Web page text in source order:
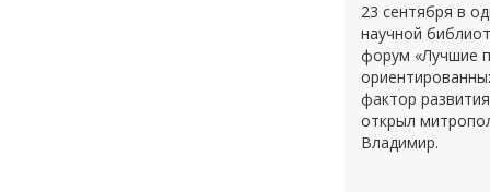
23 сентября в
научной
форум «Лучшие
фактор
открыл
Владимир.